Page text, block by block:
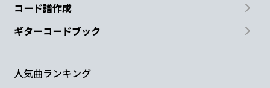
コード譜作成
ギターコードブック
人気曲ランキング